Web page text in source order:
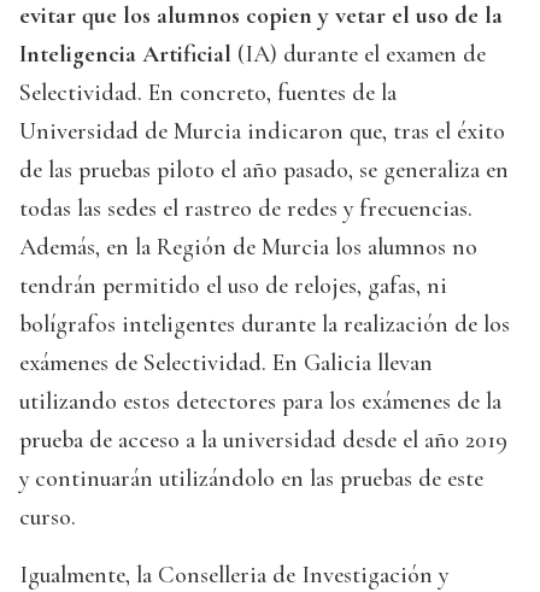
evitar que los alumnos copien y vetar el uso de la
Inteligencia Artificial (IA) durante el examen de
Selectividad. En concreto, fuentes de la
Universidad de Murcia indicaron que, tras el éxito
de las pruebas piloto el año pasado, se generaliza en
todas las sedes el rastreo de redes y frecuencias.
Además, en la Región de Murcia los alumnos no
tendrán permitido el uso de relojes, gafas, ni
bolígrafos inteligentes durante la realización de los
exámenes de Selectividad. En Galicia llevan
utilizando estos detectores para los exámenes de la
prueba de acceso a la universidad desde el año 2019
y continuarán utilizándolo en las pruebas de este
curso.
Igualmente, la Conselleria de Investigación y